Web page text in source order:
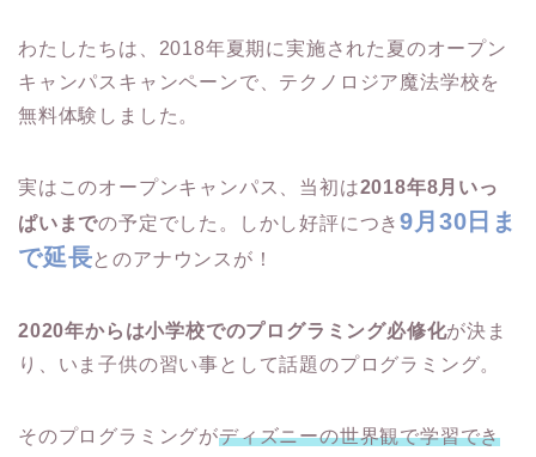
わたしたちは、2018年夏期に実施された夏のオープン
キャンパスキャンペーンで、テクノロジア魔法学校を
無料体験しました。
実はこのオープンキャンパス、当初は2018年8月いっ
ぱいまでの予定でした。しかし好評につき9月30日ま
で延長とのアナウンスが！
2020年からは小学校でのプログラミング必修化が決ま
り、いま子供の習い事として話題のプログラミング。
そのプログラミングがディズニーの世界観で学習でき